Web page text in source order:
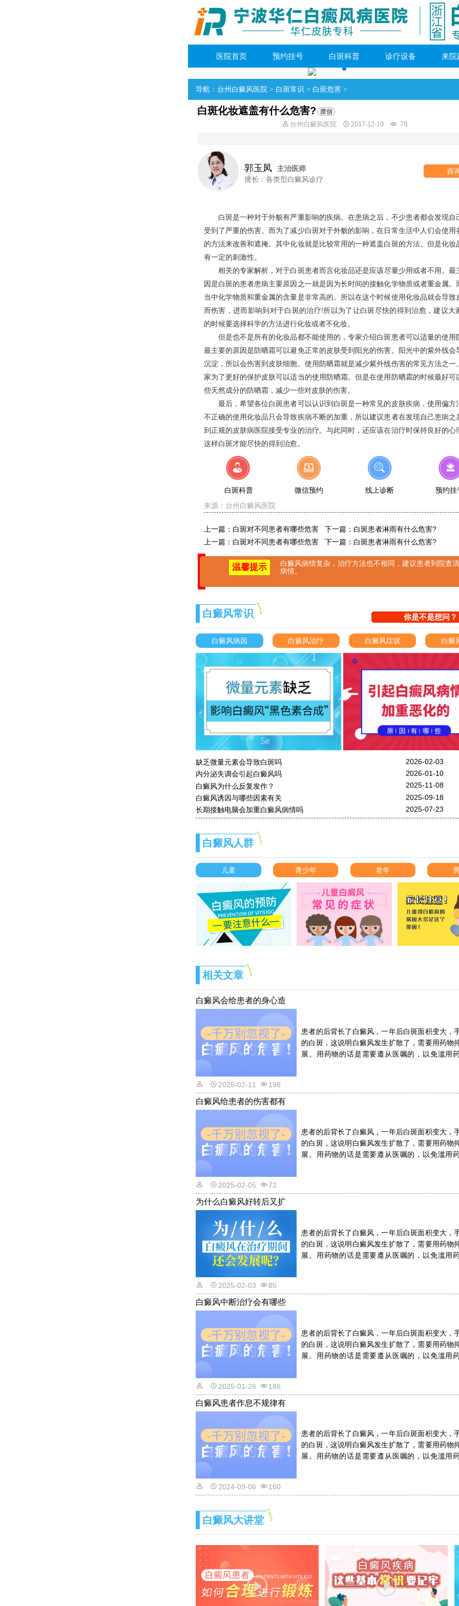
医院首页 预约挂号 白斑科普 诊疗设备 来院
导航： 台州白癜风医院 > 白斑常识 > 白斑危害 >
白斑化妆遮盖有什么危害?
台州白癜风医院 2017-12-19 78
郭玉凤
主治医师
擅长：各类型白癜风诊疗
咨
白斑是一种对于外貌有严重影响的疾病。在患病之后，不少患者都会发现自
受到了严重的伤害。而为了减少白斑对于外貌的影响，在日常生活中人们会使用
的方法来改善和遮掩。其中化妆就是比较常用的一种遮盖白斑的方法。但是化妆
有一定的刺激性。
相关的专家解析，对于白斑患者而言化妆品还是应该尽量少用或者不用。最
因是白斑的患者患病主要原因之一就是因为长时间的接触化学物质或者重金属。
当中化学物质和重金属的含量是非常高的。所以在这个时候使用化妆品就会导致
而伤害，进而影响到对于白斑的治疗!所以为了让白斑尽快的得到治愈，建议大
的时候要选择科学的方法进行化妆或者不化妆。
但是也不是所有的化妆品都不能使用的，专家介绍白斑患者可以适量的使用
最主要的原因是防晒霜可以避免正常的皮肤受到阳光的伤害。阳光中的紫外线会
沉淀，所以会伤害到皮肤细胞。使用防晒霜就是减少紫外线伤害的常见方法之一
家为了更好的保护皮肤可以适当的使用防晒霜。但是在使用防晒霜的时候最好可
些天然成分的防晒霜，减少一些对皮肤的伤害。
最后，希望各位白斑患者可以认识到白斑是一种常见的皮肤疾病，使用偏方
不正确的使用化妆品只会导致疾病不断的加重，所以建议患者在发现自己患病之
到正规的皮肤病医院接受专业的治疗。与此同时，还应该在治疗时保持良好的心
这样白斑才能尽快的得到治愈。
白斑科普 微信预约 线上诊断
预约挂
来源： 台州白癜风医院
上一篇： 白斑对不同患者有哪些危害下一篇： 白斑患者淋雨有什么危害?
上一篇： 白斑对不同患者有哪些危害下一篇： 白斑患者淋雨有什么危害?
温馨提示
白癜风病情复杂，治疗方法也不相同，建议患者到院查
病情。
白癜风常识 你是不是想问？
白癜风病因 白癜风治疗 白癜风症状 白癜
缺乏微量元素会导致白斑吗
2026-02-03
内分泌失调会引起白癜风吗
2026-01-10
白癜风为什么反复发作？
2025-11-08
白癜风诱因与哪些因素有关
2025-09-18
长期接触电脑会加重白癜风病情吗
2025-07-23
白癜风人群
儿童 青少年 老年
相关文章
白癜风会给患者的身心造
患者的后背长了白癜风，一年后白斑面积变大，
的白斑，这说明白癜风发生扩散了，需要用药物
展。用药物的话是需要遵从医嘱的，以免滥用
2025-02-11 198
白癜风给患者的伤害都有
患者的后背长了白癜风，一年后白斑面积变大，
的白斑，这说明白癜风发生扩散了，需要用药物
展。用药物的话是需要遵从医嘱的，以免滥用
2025-02-05 72
为什么白癜风好转后又扩
患者的后背长了白癜风，一年后白斑面积变大，
的白斑，这说明白癜风发生扩散了，需要用药物
展。用药物的话是需要遵从医嘱的，以免滥用
2025-02-03 85
白癜风中断治疗会有哪些
患者的后背长了白癜风，一年后白斑面积变大，
的白斑，这说明白癜风发生扩散了，需要用药物
展。用药物的话是需要遵从医嘱的，以免滥用
2025-01-26 186
白癜风患者作息不规律有
患者的后背长了白癜风，一年后白斑面积变大，
的白斑，这说明白癜风发生扩散了，需要用药物
展。用药物的话是需要遵从医嘱的，以免滥用
2024-09-06 160
白癜风大讲堂